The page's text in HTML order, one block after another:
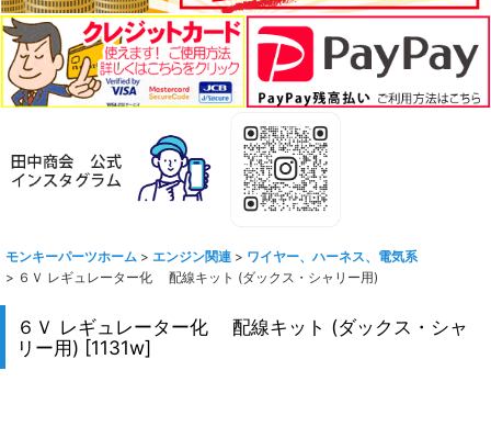
モンキーパーツホーム > エンジン関連 > ワイヤー、ハーネス、電気系
> ６Ｖ レギュレーター化 配線キット (ダックス・シャリー用)
６Ｖ レギュレーター化 配線キット (ダックス・シャ
リー用) [1131w]